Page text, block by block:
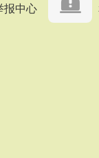
报中心